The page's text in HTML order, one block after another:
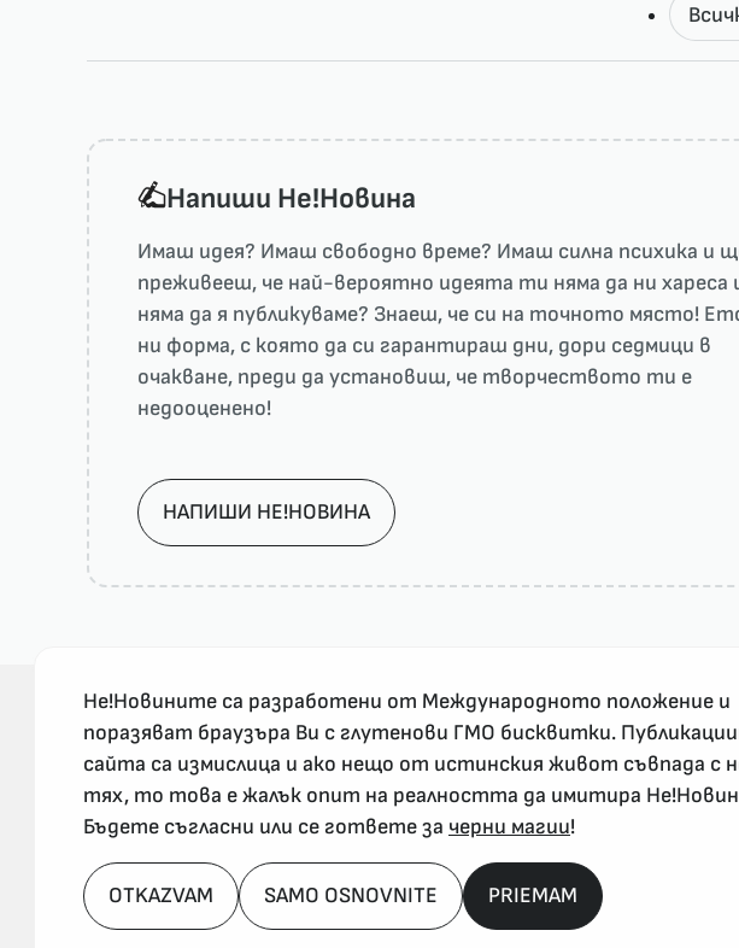
Напиши He!Новина
Имаш идея? Имаш свободно време? Имаш силна психика и
преживееш, че най-вероятно идеята ти няма да ни харесa
няма да я публикуваме? Знаеш, че си на точното място!
ни форма, с която да си гарантираш дни, дори седмици в
очакване, преди да установиш, че творчеството ти е
недооценено!
НАПИШИ НЕ!НОВИНА
За реклама и връзка с нас, пишете на
nenovinite@gmail.com
Свят
Не!Новините са разработени от Международното положение и
поразяват браузъра Ви с глутенови ГМО бисквитки.
сайта са измислица и ако нещо от истинския живот съвпада с
тях, то това е жалък опит на реалността да имитира
Бъдете съгласни или се гответе за черни магии!
OTKAZVAM SAMO OSNOVNITE PRIEMAM